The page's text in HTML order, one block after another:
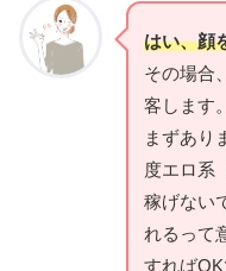
はい、顔
その場合
客します
まずあり
度エロ系
稼げない
れるって
すればOK